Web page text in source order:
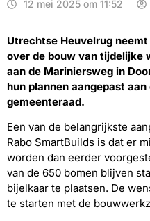
12 mei 2025 om 11:52
Utrechtse Heuvelrug
over de bouw van tijdelijke
aan de Mariniersweg in
hun plannen aangepast
gemeenteraad.
Een van de belangrijkste
Rabo SmartBuilds is dat er
worden dan eerder
van de 650 bomen blijven
bijelkaar te plaatsen. De
te starten met de